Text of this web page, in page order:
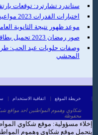
ستاندرد تشارترد: توقعات بارتفاع
اختبارات القدرات 2023 مواعيد وأماكن التقديم والكليات المتاحة
موعد ظهور نتيجة الثانوية العامة 2023 وأسرع طرق معرفتها
صور رمضان 2023 تحميل بطاقات وخلفيات كروت رمضانية جديدة جدًا
وصفات حلويات عيد الحب:
المحشي
خريطة الموقع اتفاقية الاستخدام
محفوظة
إخلاء مسؤولية: موقع شكاوي
يتحمل موقع شكاوي وهموم